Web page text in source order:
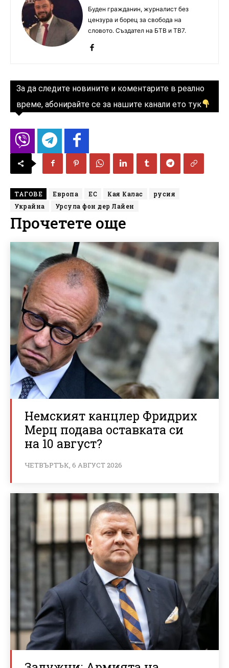
Буден гражданин, журналист без
цензура и борец за свобода на
словото. Създател на БТВ и ТВ7.
За да следите новините и коментарите в реално
време, абонирайте се за нашите канали ето тук
ТАГОВЕ Европа ЕС Кая Калас
русия
Украйна
Урсула фон дер Лайен
Прочетете още
Немският канцлер Фридрих
Мерц подава оставката си
на 10 август?
ЧЕТВЪРТЪК, 6 АВГУСТ 2026